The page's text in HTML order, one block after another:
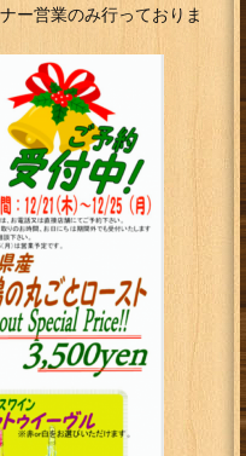
ー営業のみ行っておりま